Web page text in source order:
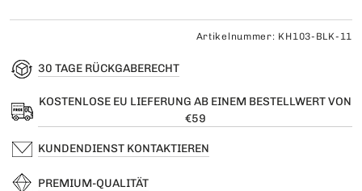
Artikelnummer: KH103-BLK-11
30 TAGE RÜCKGABERECHT
KOSTENLOSE EU LIEFERUNG AB EINEM BESTELLWERT VON
€59
KUNDENDIENST KONTAKTIEREN
PREMIUM-QUALITÄT